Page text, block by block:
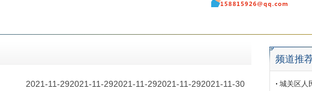
2021-11-30
2021-11-29
2021-11-29
2021-11-29
2021-11-29
频道推
城关区人